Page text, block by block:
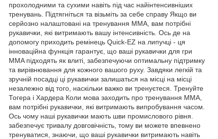
прохолодними та сухими навіть під час найінтенсивніших
тренувань. Підтягніться та візьміть за себе справу Якщо ви
серйозно налаштовані на тренування ММА, вам потрібні
рукавички, які витримають вашу інтенсивність. Ось де на
допомогу приходить ремінець Quick-EZ на липучці - ця
інноваційна функція гарантує, що ваші рукавички для гри
MMA підходять як влиті, забезпечуючи оптимальну підтримку
та вирівнювання для кожного вашого руху. Завдяки легкій та
зручній посадці ці рукавички залишаться на місці на місці
незалежно від того, наскільки важко ви тренуєтеся. Тренуйте
Тогера і Хардера Коли мова заходить про тренування ММА,
вам потрібні рукавички, які витримають випробування часом.
Ось чому наші рукавички мають шви промислового рівня.
забезпечує тривалу довговічність, тому ви можете впевнено
тренуватися, знаючи, що ваші рукавички витримають навіть